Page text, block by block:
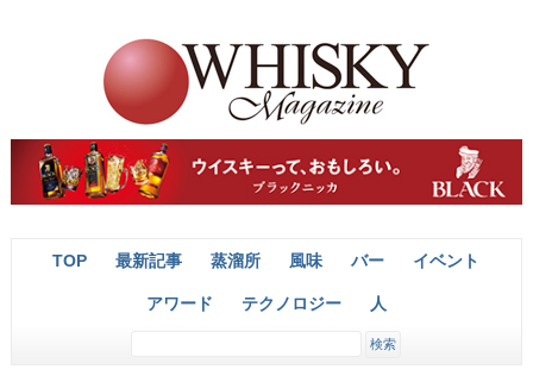
TOP 最新記事 蒸溜所 風味 バー イベント
アワード テクノロジー 人